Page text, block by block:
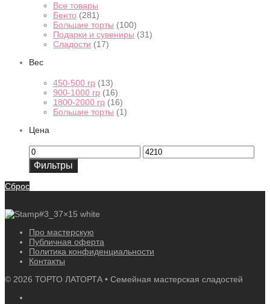
Все товары
Бенто (281)
Большие торты (100)
Подарки и сувениры (31)
Сладости (17)
Вес
450-500 гр (13)
900-1000 гр (16)
1800-2000 гр (16)
Большие торты (1)
Цена
Минимальная
цена
Максимальная
цена
Фильтры
Сброс
Про мастерскую
Публичная оферта
Политика конфиденциальности
Контакты
© 2026 ТОРТО ЛАТОРТА • Семейная мастерская сладостей